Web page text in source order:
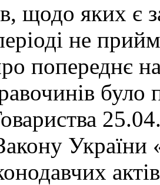
щодо яких є
не
попереднє
було